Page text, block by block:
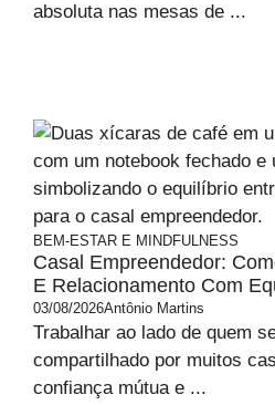
absoluta nas mesas de ...
BEM-ESTAR E MINDFULNESS
Casal Empreendedor:
E Relacionamento Com
03/08/2026Antônio Martins
Trabalhar ao lado de quem
compartilhado por muitos
confiança mútua e ...